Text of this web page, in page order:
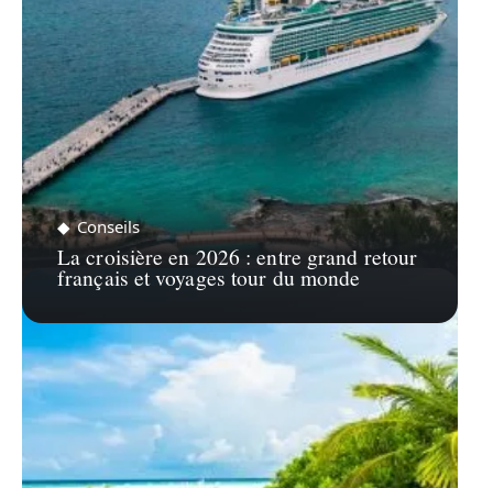
Conseils
La croisière en 2026 : entre grand retour
français et voyages tour du monde